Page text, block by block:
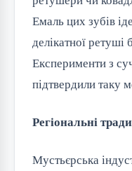
Емаль цих зубів
делікатної
Експерименти з
підтвердили таку
Регіональні
Мустьєрська